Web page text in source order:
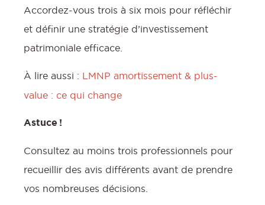
Accordez-vous trois à six mois pour réfléchir
et définir une stratégie d’investissement
patrimoniale efficace.
À lire aussi : LMNP amortissement & plus-
value : ce qui change
Astuce !
Consultez au moins trois professionnels pour
recueillir des avis différents avant de prendre
vos nombreuses décisions.